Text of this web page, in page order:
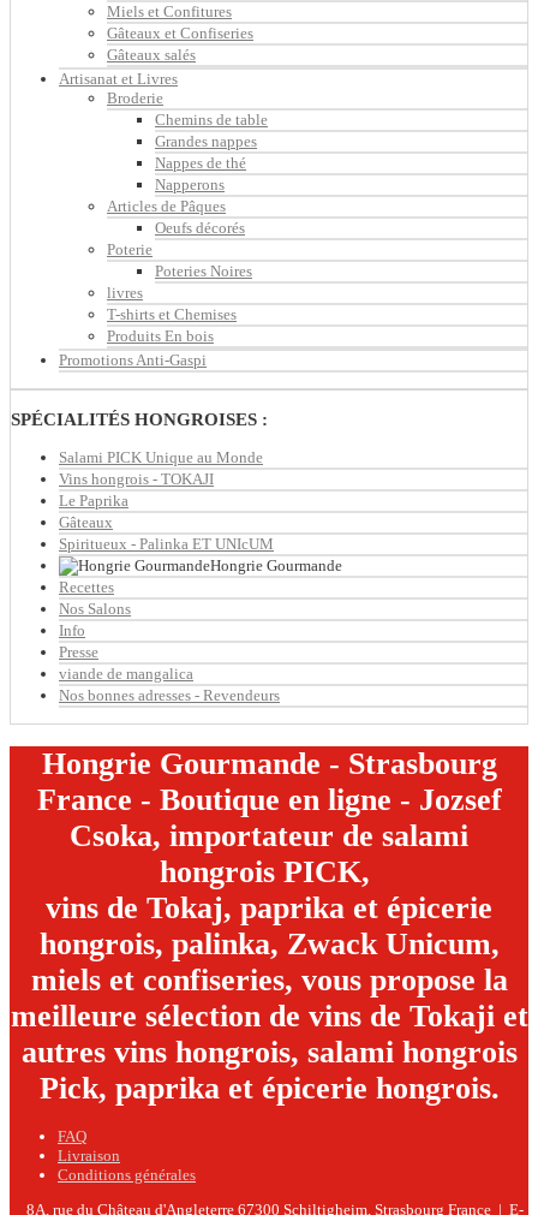
Miels et Confitures
Gâteaux et Confiseries
Gâteaux salés
Artisanat et Livres
Broderie
Chemins de table
Grandes nappes
Nappes de thé
Napperons
Articles de Pâques
Oeufs décorés
Poterie
Poteries Noires
livres
T-shirts et Chemises
Produits En bois
Promotions Anti-Gaspi
SPÉCIALITÉS HONGROISES :
Salami PICK Unique au Monde
Vins hongrois - TOKAJI
Le Paprika
Gâteaux
Spiritueux - Palinka ET UNIcUM
Hongrie Gourmande
Recettes
Nos Salons
Info
Presse
viande de mangalica
Nos bonnes adresses - Revendeurs
Hongrie Gourmande - Strasbourg
France - Boutique en ligne - Jozsef
Csoka, importateur de salami
hongrois PICK,
vins de Tokaj, paprika et épicerie
hongrois, palinka, Zwack Unicum,
miels et confiseries, vous propose la
meilleure sélection de vins de Tokaji et
autres vins hongrois, salami hongrois
Pick, paprika et épicerie hongrois.
FAQ
Livraison
Conditions générales
8A, rue du Château d'Angleterre 67300 Schiltigheim, Strasbourg France | E-